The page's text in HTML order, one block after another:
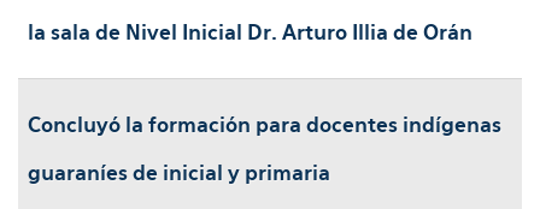
la sala de Nivel Inicial Dr. Arturo Illia de Orán
Concluyó la formación para docentes indígenas
guaraníes de inicial y primaria